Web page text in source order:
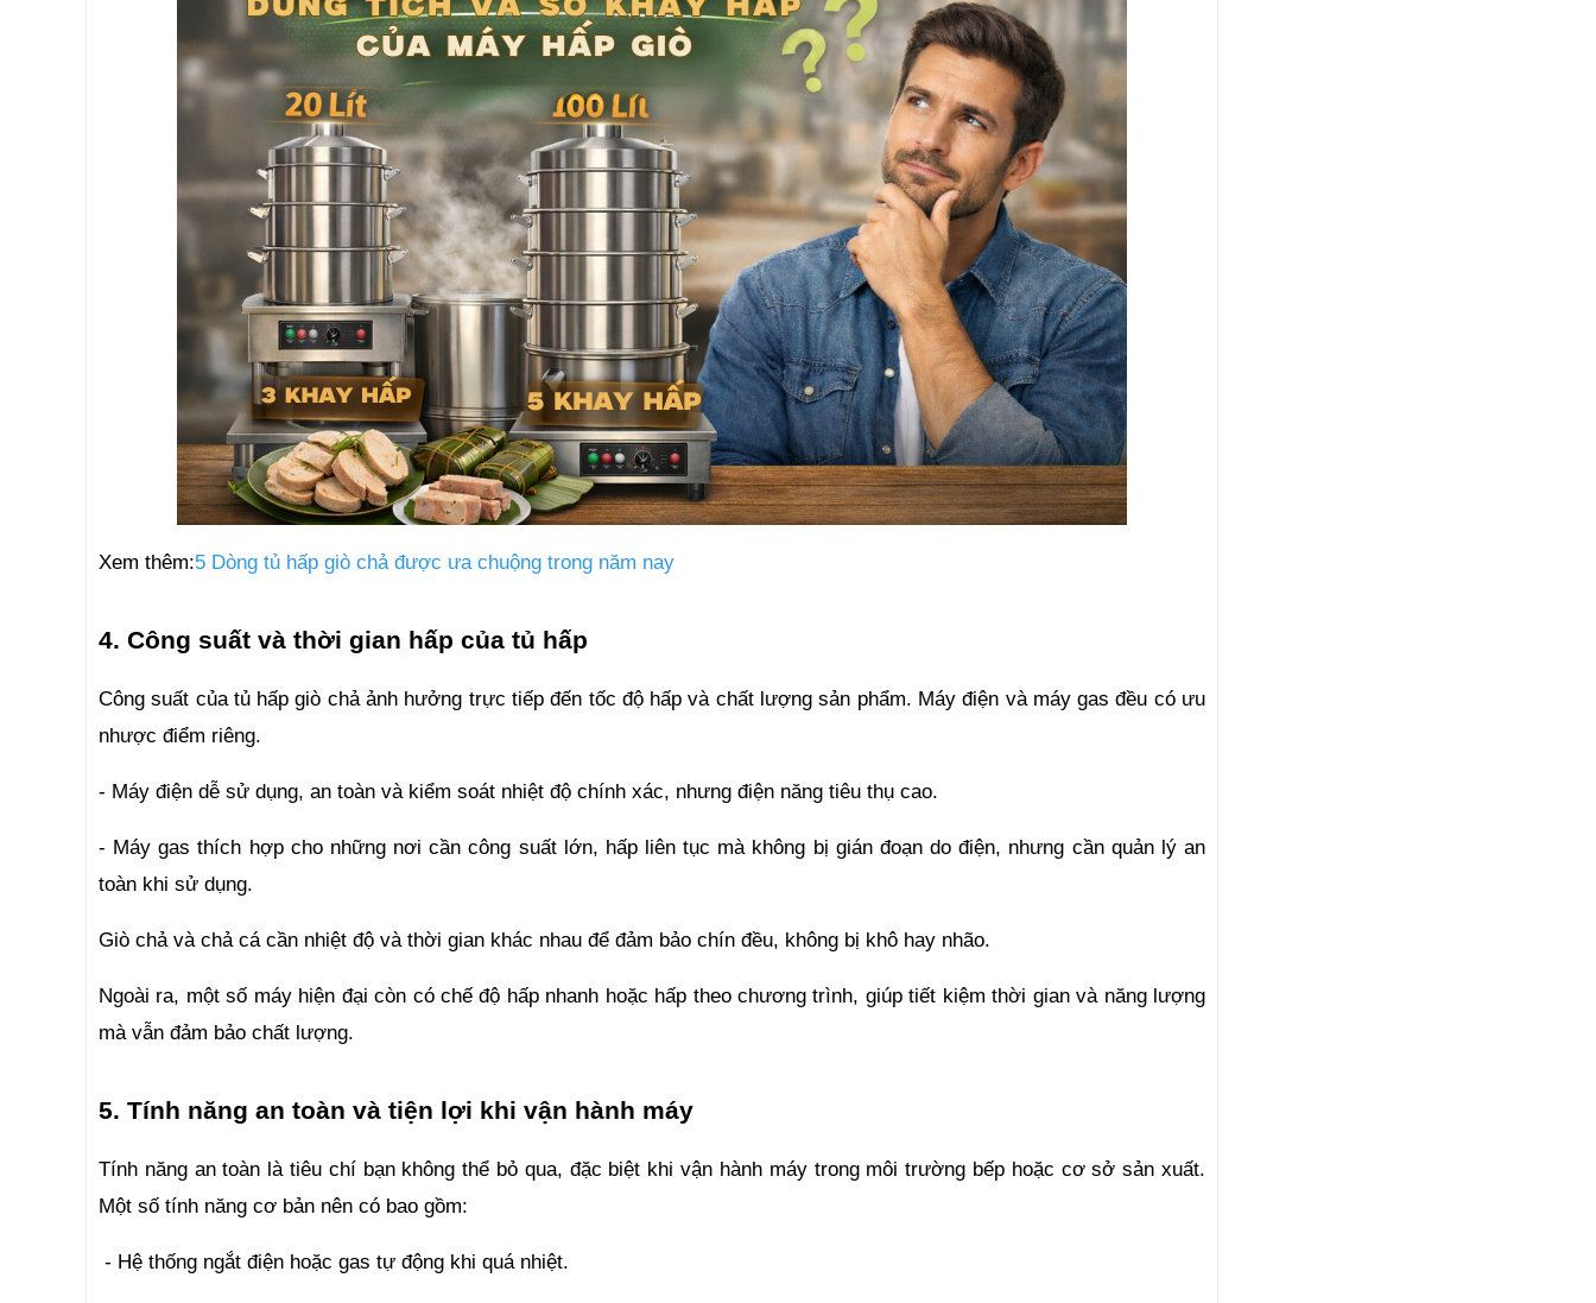
Xem thêm:5 Dòng tủ hấp giò chả được ưa chuộng trong năm nay
4. Công suất và thời gian hấp của tủ hấp
Công suất của tủ hấp giò chả ảnh hưởng trực tiếp đến tốc độ hấp và chất lượng sản phẩm. Máy điện và máy gas đều có ưu
nhược điểm riêng.
- Máy điện dễ sử dụng, an toàn và kiểm soát nhiệt độ chính xác, nhưng điện năng tiêu thụ cao.
- Máy gas thích hợp cho những nơi cần công suất lớn, hấp liên tục mà không bị gián đoạn do điện, nhưng cần quản lý an
toàn khi sử dụng.
Giò chả và chả cá cần nhiệt độ và thời gian khác nhau để đảm bảo chín đều, không bị khô hay nhão.
Ngoài ra, một số máy hiện đại còn có chế độ hấp nhanh hoặc hấp theo chương trình, giúp tiết kiệm thời gian và năng lượng
mà vẫn đảm bảo chất lượng.
5. Tính năng an toàn và tiện lợi khi vận hành máy
Tính năng an toàn là tiêu chí bạn không thể bỏ qua, đặc biệt khi vận hành máy trong môi trường bếp hoặc cơ sở sản xuất.
Một số tính năng cơ bản nên có bao gồm:
- Hệ thống ngắt điện hoặc gas tự động khi quá nhiệt.